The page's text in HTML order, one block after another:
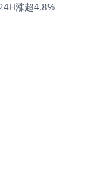
涨超4.8%